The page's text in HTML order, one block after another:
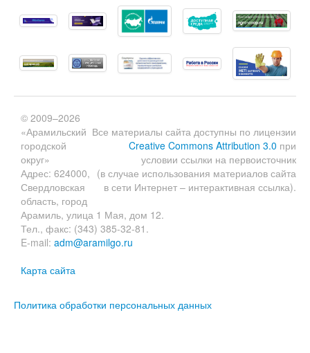
Все материалы сайта доступны по лицензии
Creative Commons Attribution 3.0 при
условии ссылки на первоисточник
(в случае использования материалов сайта
в сети Интернет – интерактивная ссылка).
© 2009–2026
«Арамильский
городской
округ»
Адрес: 624000,
Свердловская
область, город
Арамиль, улица 1 Мая, дом 12.
Тел., факс: (343) 385-32-81.
E-mail: adm@aramilgo.ru
Карта сайта
Политика обработки персональных данных